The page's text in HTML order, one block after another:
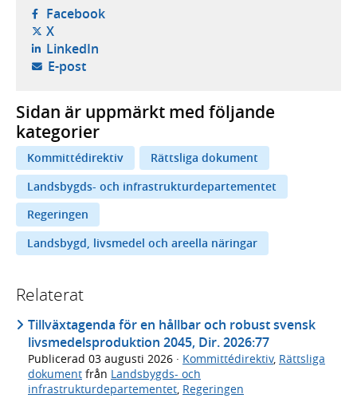
Facebook- öppnas i ny flik, extern webbplats,
X- öppnas i ny flik, extern webbplats,
LinkedIn- öppnas i ny flik, extern webbplats,
E-post- öppnar din e-postklient,
Sidan är uppmärkt med följande
kategorier
Kommittédirektiv
Rättsliga dokument
Landsbygds- och infrastrukturdepartementet
Regeringen
Landsbygd, livsmedel och areella näringar
Relaterat
Tillväxtagenda för en hållbar och robust svensk
livsmedelsproduktion 2045, Dir. 2026:77
Publicerad 03 augusti 2026 · Kommittédirektiv, Rättsliga
dokument från Landsbygds- och
infrastrukturdepartementet, Regeringen